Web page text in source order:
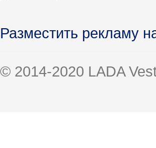
Разместить рекламу
© 2014-2020 LADA